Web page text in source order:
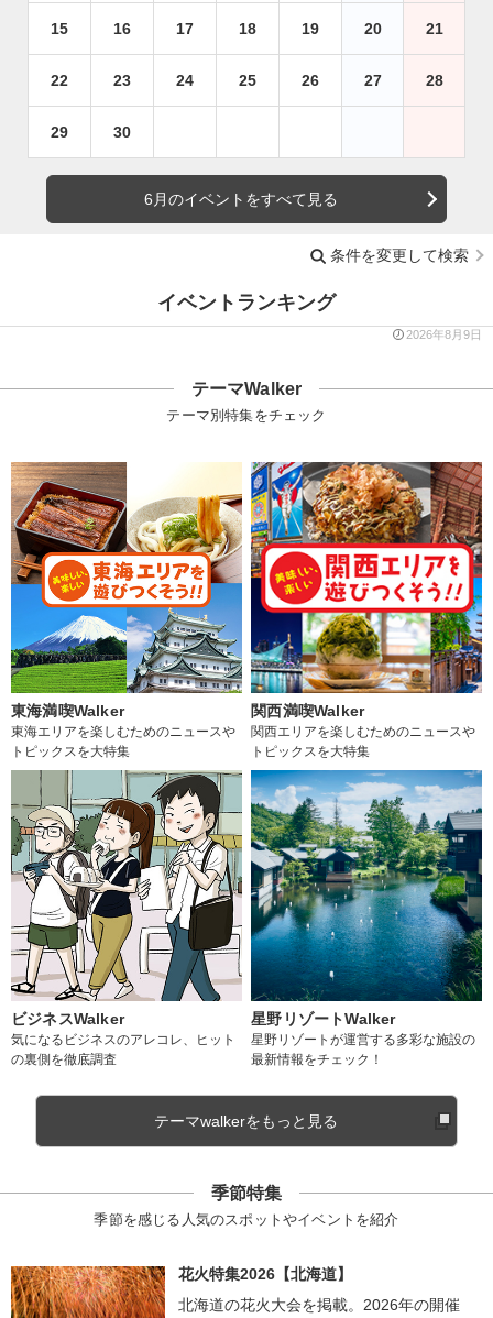
15 16 17 18 19 20 21
22 23 24 25 26 27 28
29 30
6月のイベントをすべて見る
条件を変更して検索
イベントランキング
2026年8月9日
テーマWalker
テーマ別特集をチェック
東海満喫Walker
東海エリアを楽しむためのニュースや
トピックスを大特集
関西満喫Walker
関西エリアを楽しむためのニュースや
トピックスを大特集
ビジネスWalker
気になるビジネスのアレコレ、ヒット
の裏側を徹底調査
星野リゾートWalker
星野リゾートが運営する多彩な施設の
最新情報をチェック！
テーマwalkerをもっと見る
季節特集
季節を感じる人気のスポットやイベントを紹介
花火特集2026【北海道】
北海道の花火大会を掲載。2026年の開催